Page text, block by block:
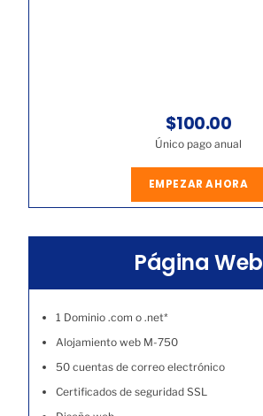
$100.00
Único pago anual
EMPEZAR AHORA
Página Web
1 Dominio .com o .net*
Alojamiento web M-750
50 cuentas de correo electrónico
Certificados de seguridad SSL